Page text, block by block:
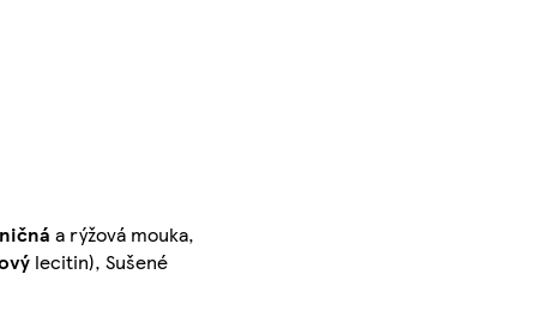
a rýžová mouka,
lecitin), Sušené